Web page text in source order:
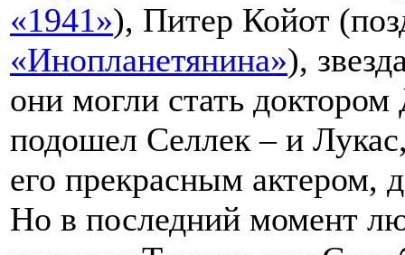
«1941»), Питер Койот
«Инопланетянина»),
они могли стать
подошел Селлек – и
его прекрасным актером,
Но в последний момент